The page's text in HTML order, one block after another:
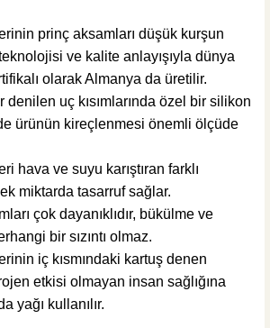
M51 Spralli Eviye Bataryası
Ekle
KARGO BEDAVA
prinç aksamları düşük kurşun
ve kalite anlayışıyla dünya
olarak Almanya da üretilir.
uç kısımlarında özel bir silikon
ürünün kireçlenmesi önemli ölçüde
hava ve suyu karıştıran farklı
miktarda tasarruf sağlar.
çok dayanıklıdır, bükülme ve
bir sızıntı olmaz.
iç kısmındaki kartuş denen
etkisi olmayan insan sağlığına
yağı kullanılır.